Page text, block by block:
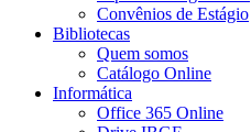
Convênios de Estágio
Bibliotecas
Quem somos
Catálogo Online
Informática
Office 365 Online